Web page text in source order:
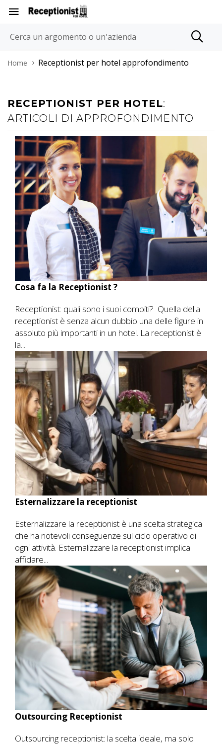
Home Receptionist per hotel approfondimento
RECEPTIONIST PER HOTEL:
ARTICOLI DI APPROFONDIMENTO
Cosa fa la Receptionist ?
Receptionist: quali sono i suoi compiti? Quella della
receptionist è senza alcun dubbio una delle figure in
assoluto più importanti in un hotel. La receptionist è
la...
Esternalizzare la receptionist
Esternalizzare la receptionist è una scelta strategica
che ha notevoli conseguenze sul ciclo operativo di
ogni attività. Esternalizzare la receptionist implica
affidare...
Outsourcing Receptionist
Outsourcing receptionist: la scelta ideale, ma solo